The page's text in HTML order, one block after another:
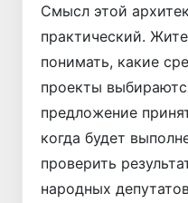
Смысл этой
практический.
понимать, какие
проекты
предложение
когда будет
проверить
народных